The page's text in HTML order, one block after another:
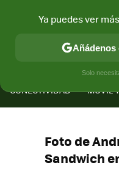
CONECTIVIDAD MÓVIL
Foto de
Sandwich
Ya puedes ver
Añádenos
Solo